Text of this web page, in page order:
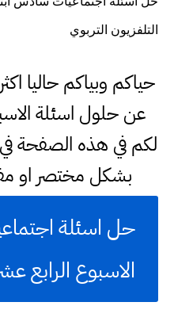
التلفزيون التربوي
حياكم وبياكم حاليا
عن حلول اسئلة
لكم في هذه الصفحة
بشكل مختصر او
حل اسئلة
الاسبوع الرابع